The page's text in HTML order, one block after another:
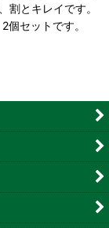
割とキレイです。
セットです。